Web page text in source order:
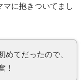
に抱きついてまし
てだったので、
！